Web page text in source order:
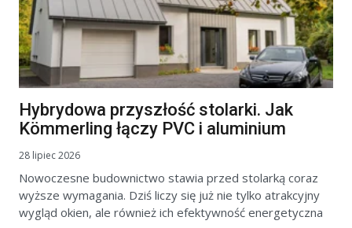
Hybrydowa przyszłość stolarki. Jak
Kömmerling łączy PVC i aluminium
28 lipiec 2026
Nowoczesne budownictwo stawia przed stolarką coraz
wyższe wymagania. Dziś liczy się już nie tylko atrakcyjny
wygląd okien, ale również ich efektywność energetyczna